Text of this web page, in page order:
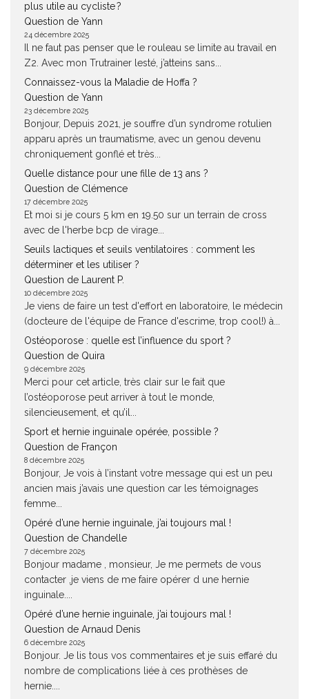
plus utile au cycliste ?
Question de Yann
24 décembre 2025
Il ne faut pas penser que le rouleau se limite au travail en
Z2. Avec mon Trutrainer lesté, j’atteins sans...
Connaissez-vous la Maladie de Hoffa ?
Question de Yann
23 décembre 2025
Bonjour, Depuis 2021, je souffre d’un syndrome rotulien
apparu après un traumatisme, avec un genou devenu
chroniquement gonflé et très...
Quelle distance pour une fille de 13 ans ?
Question de Clémence
17 décembre 2025
Et moi si je cours 5 km en 19.50 sur un terrain de cross
avec de l'herbe bcp de virage...
Seuils lactiques et seuils ventilatoires : comment les
déterminer et les utiliser ?
Question de Laurent P.
10 décembre 2025
Je viens de faire un test d'effort en laboratoire, le médecin
(docteure de l'équipe de France d'escrime, trop cool!) à...
Ostéoporose : quelle est l’influence du sport ?
Question de Quira
9 décembre 2025
Merci pour cet article, très clair sur le fait que
l’ostéoporose peut arriver à tout le monde,
silencieusement, et qu’il...
Sport et hernie inguinale opérée, possible ?
Question de Françon
8 décembre 2025
Bonjour, Je vois à l’instant votre message qui est un peu
ancien mais j’avais une question car les témoignages
femme...
Opéré d’une hernie inguinale, j’ai toujours mal !
Question de Chandelle
7 décembre 2025
Bonjour madame , monsieur, Je me permets de vous
contacter ,je viens de me faire opérer d une hernie
inguinale....
Opéré d’une hernie inguinale, j’ai toujours mal !
Question de Arnaud Denis
6 décembre 2025
Bonjour. Je lis tous vos commentaires et je suis effaré du
nombre de complications liée à ces prothèses de
hernie....